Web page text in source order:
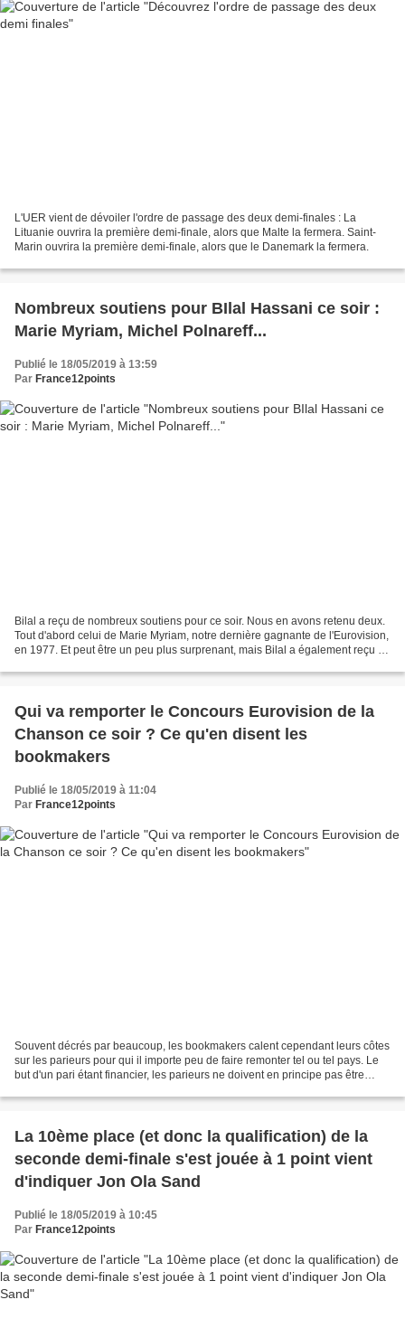
L'UER vient de dévoiler l'ordre de passage des deux demi-finales : La
Lituanie ouvrira la première demi-finale, alors que Malte la fermera. Saint-
Marin ouvrira la première demi-finale, alors que le Danemark la fermera.
Nombreux soutiens pour BIlal Hassani ce soir :
Marie Myriam, Michel Polnareff...
Publié le 18/05/2019 à 13:59
Par France12points
Bilal a reçu de nombreux soutiens pour ce soir. Nous en avons retenu deux.
Tout d'abord celui de Marie Myriam, notre dernière gagnante de l'Eurovision,
en 1977. Et peut être un peu plus surprenant, mais Bilal a également reçu un
Qui va remporter le Concours Eurovision de la
Chanson ce soir ? Ce qu'en disent les
bookmakers
Publié le 18/05/2019 à 11:04
Par France12points
Souvent décrés par beaucoup, les bookmakers calent cependant leurs côtes
sur les parieurs pour qui il importe peu de faire remonter tel ou tel pays. Le
but d'un pari étant financier, les parieurs ne doivent en principe pas être
La 10ème place (et donc la qualification) de la
seconde demi-finale s'est jouée à 1 point vient
d'indiquer Jon Ola Sand
Publié le 18/05/2019 à 10:45
Par France12points